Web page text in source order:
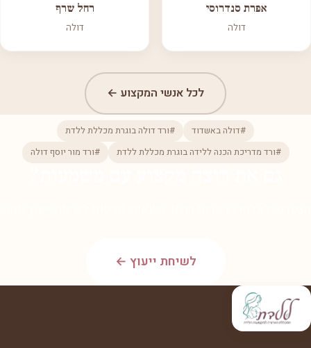
אפרת סנדרוסי
דולה
רחל שרף
דולה
לכל אנשי המקצוע ←
#דולה באשדוד
#ורד דולה בוגרת מכללת ללדת
#ורד מדריכת הכנה ללידה בוגרת מכללת ללדת
#ורד מור יוסף דולה
לשיחת ייעוץ ←